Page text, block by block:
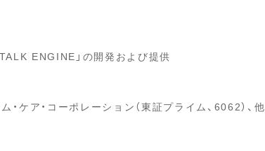
ENGINE」の開発および提供
・ケア・コーポレーション（東証プライム、6062）、他